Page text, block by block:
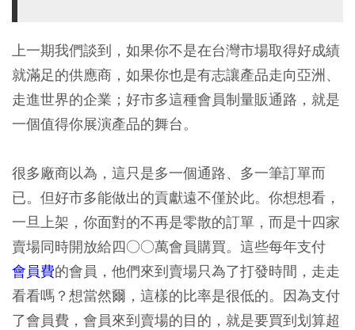
上一期我們談到，如果你不是在台灣市場取得好成績
就滿足的供應商，如果你也是有志讓產品走向亞洲、
走進世界的企業；好市多這種會員制量販通路，就是
一個值得你展演產品的舞台。
很多廠商以為，這只是多一個通路、多一筆訂單而
已。但好市多能做出的貢獻遠不僅於此。你想想看，
一旦上架，你面對的不再是零散的訂單，而是十四家
賣場同時開放給四○○萬會員購買。這些每年支付
會員費的會員，他們來到賣場只為了打發時間，走走
看看嗎？想當然爾，這樣的比率是很低的。因為支付
了會員費，會員來到賣場的目的，就是要買到划算超